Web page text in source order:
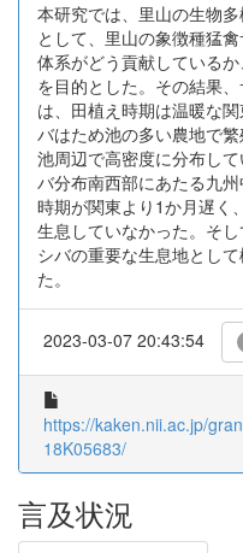
本研究では、里山の生物
として、里山の象徴種猛
体系がどう貢献している
を目的とした。その結果
は、田植え時期は温暖な
バはため池の多い農地で
池周辺で高密度に分布し
バ分布南西部にあたる九
時期が関東より1か月遅く
生息していなかった。そ
シバの重要な生息地とし
た。
2023-03-07 20:43:54
https://kaken.nii.ac.jp/
18K05683/
言及状況